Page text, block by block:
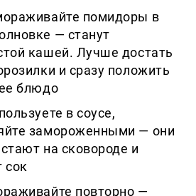
помидоры в
— станут
кашей. Лучше достать
и сразу положить
блюдо
в соусе,
замороженными — они
на сковороде и
сок
повторно —